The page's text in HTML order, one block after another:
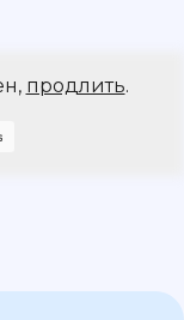
продлить.